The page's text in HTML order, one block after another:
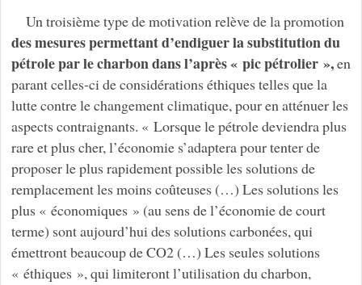
Un troisième type de motivation relève de la promotion
des mesures permettant d’endiguer la substitution du
pétrole par le charbon dans l’après « pic pétrolier »,en
parant celles-ci de considérations éthiques telles que la
lutte contre le changement climatique, pour en atténuer les
aspects contraignants. « Lorsque le pétrole deviendra plus
rare et plus cher, l’économie s’adaptera pour tenter de
proposer le plus rapidement possible les solutions de
remplacement les moins coûteuses (…) Les solutions les
plus « économiques » (au sens de l’économie de court
terme) sont aujourd’hui des solutions carbonées, qui
émettront beaucoup de CO2 (…) Les seules solutions
« éthiques », qui limiteront l’utilisation du charbon,